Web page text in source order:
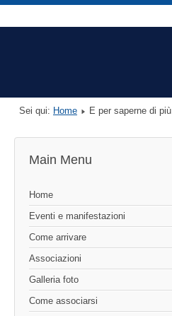
Sei qui: Home E per saperne di più
Main Menu
Home
Eventi e manifestazioni
Come arrivare
Associazioni
Galleria foto
Come associarsi